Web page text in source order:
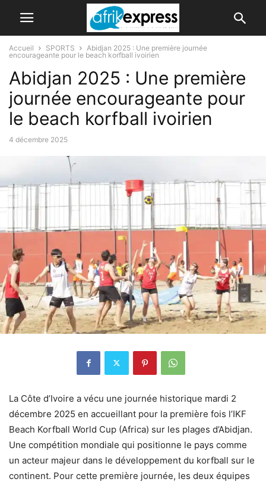
Accueil SPORTS
Abidjan 2025 : Une première journée
encourageante pour le beach korfball ivoirien
Abidjan 2025 : Une première
journée encourageante pour
le beach korfball ivoirien
4 décembre 2025
La Côte d’Ivoire a vécu une journée historique mardi 2
décembre 2025 en accueillant pour la première fois l’IKF
Beach Korfball World Cup (Africa) sur les plages d’Abidjan.
Une compétition mondiale qui positionne le pays comme
un acteur majeur dans le développement du korfball sur le
continent. Pour cette première journée, les deux équipes